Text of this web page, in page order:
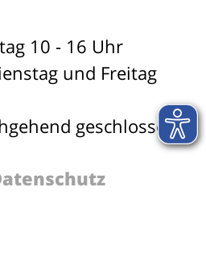
10 - 16 Uhr
und Freitag
geschlossen